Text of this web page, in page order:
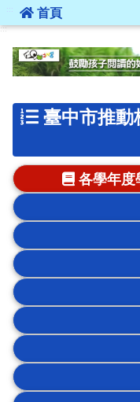
::: 首頁
:::
臺中市推
各學年度